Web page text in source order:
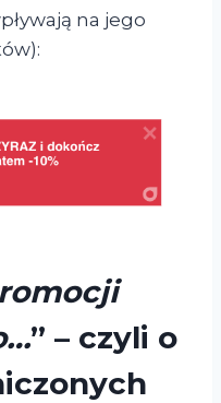
na jego
” – czyli o